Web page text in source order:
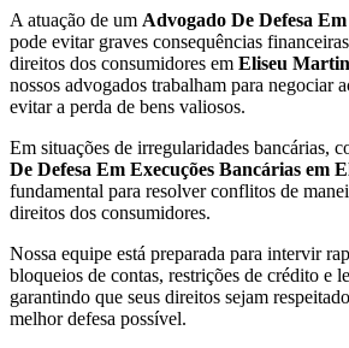
A atuação de um Advogado De Defesa
pode evitar graves consequências
direitos dos consumidores em Eliseu
nossos advogados trabalham para negociar
evitar a perda de bens valiosos.
Em situações de irregularidades bancárias,
De Defesa Em Execuções Bancárias em
fundamental para resolver conflitos de
direitos dos consumidores.
Nossa equipe está preparada para intervir
bloqueios de contas, restrições de crédito e
garantindo que seus direitos sejam
melhor defesa possível.